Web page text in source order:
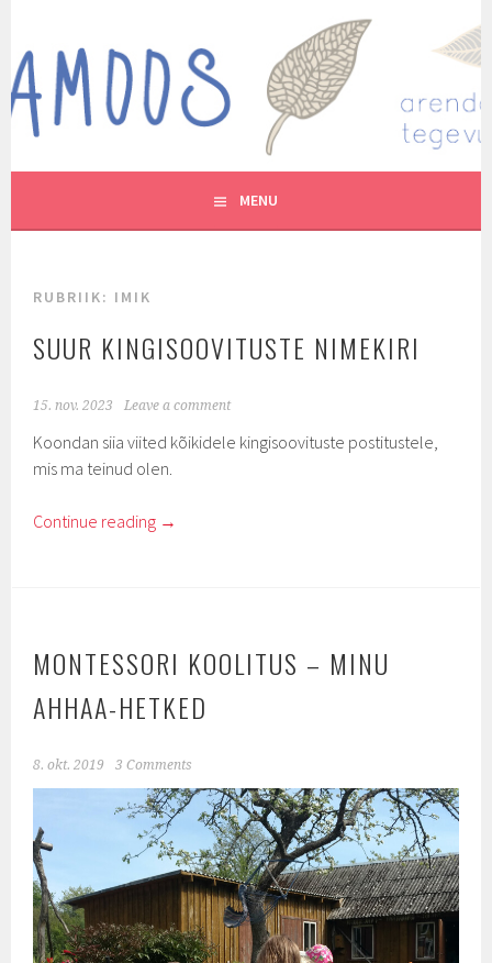
content
MUTUKAMOOS
ARENDAVAID TEGEVUSI LASTEGA
MENU
RUBRIIK: IMIK
SUUR KINGISOOVITUSTE NIMEKIRI
15. nov. 2023 Leave a comment
Koondan siia viited kõikidele kingisoovituste postitustele,
mis ma teinud olen.
Continue reading →
MONTESSORI KOOLITUS – MINU
AHHAA-HETKED
8. okt. 2019 3 Comments